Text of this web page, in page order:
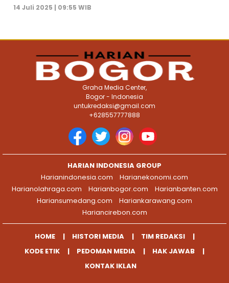
14 Juli 2025 | 09:55 WIB
Graha Media Center,
Bogor - Indonesia
untukredaksi@gmail.com
+628557777888
HARIAN INDONESIA GROUP
Harianindonesia.com
Harianekonomi.com
Harianolahraga.com
Harianbogor.com
Harianbanten.com
Hariansumedang.com
Hariankarawang.com
Hariancirebon.com
HOME HISTORI MEDIA
TIM REDAKSI
KODE ETIK
PEDOMAN MEDIA
HAK JAWAB
KONTAK IKLAN